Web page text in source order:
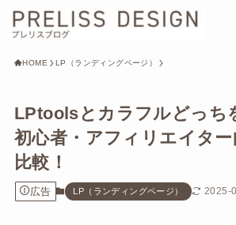
HOME LP（ランディングページ）
LPtoolsとカラフルどっち
初心者・アフィリエイタ
比較！
広告 LP（ランディングページ） 2025-